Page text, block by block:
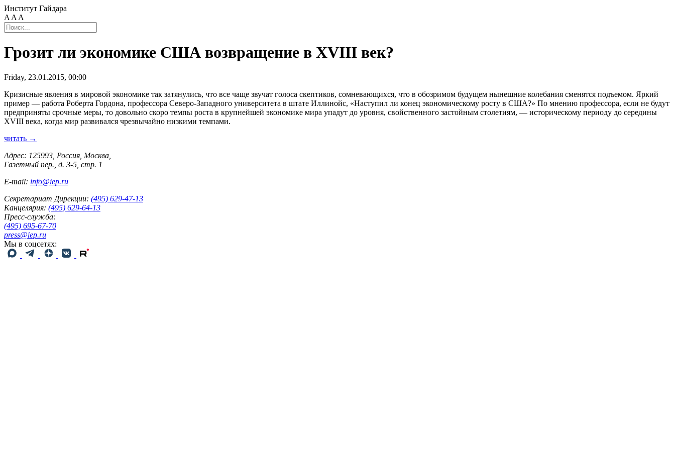
Институт Гайдара
A A A
Грозит ли экономике США возвращение в XVIII век?
Friday, 23.01.2015, 00:00
Кризисные явления в мировой экономике так затянулись, что все чаще звучат голоса скептиков, сомневающихся, что в обозримом будущем нынешние колебания сменятся подъемом. Яркий
пример — работа Роберта Гордона, профессора Северо-Западного университета в штате Иллинойс, «Наступил ли конец экономическому росту в США?» По мнению профессора, если не будут
предприняты срочные меры, то довольно скоро темпы роста в крупнейшей экономике мира упадут до уровня, свойственного застойным столетиям, — историческому периоду до середины
XVIII века, когда мир развивался чрезвычайно низкими темпами.
читать →
Адрес: 125993, Россия, Москва,
Газетный пер., д. 3-5, стр. 1
E-mail: info@iep.ru
Секретариат Дирекции: (495) 629-47-13
Канцелярия: (495) 629-64-13
Пресс-служба:
(495) 695-67-70
press@iep.ru
Мы в соцсетях: